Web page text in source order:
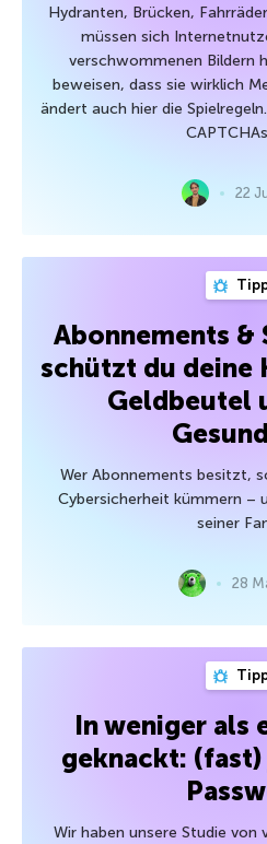
Hydranten, Brücken,
müssen sich
verschwommenen Bildern
beweisen, dass sie wirklich
ändert auch hier die
22
Abonnements &
schützt du deine
Geldbeutel
Wer Abonnements besitzt,
Cybersicherheit kümmern –
seiner
28
In weniger als
geknackt:
Wir haben unsere Studie von